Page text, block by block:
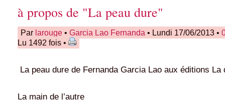
à propos de "La peau dure"
Par larouge • Garcia Lao Fernanda • Lundi 17/06/2013 •
Lu 1492 fois •
La peau dure de Fernanda Garcia Lao aux éditions La
La main de l’autre